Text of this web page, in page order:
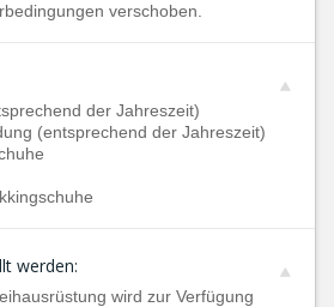
verschoben.
der Jahreszeit)
(entsprechend der Jahreszeit)
werden:
wird zur Verfügung